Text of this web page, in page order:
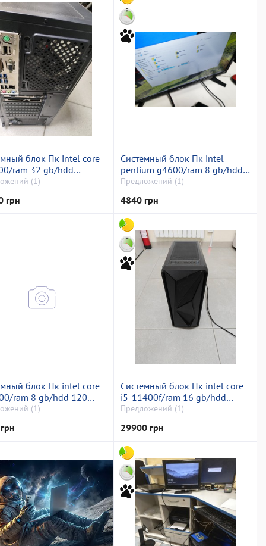
блок Пк intel core
ram 32 gb/hdd
ssd 256 gb/amd/ ati
(1)
грн
Системный блок Пк intel
pentium g4600/ram 8 gb/hdd
1000 gb/ssd 128 gb/nvidia gt
Предложений (1)
4840 грн
блок Пк intel core
ram 8 gb/hdd 120
відсутній/інтегрована
(1)
Системный блок Пк intel core
i5-11400f/ram 16 gb/hdd
відсутній/ssd 1000 gb/nvidia
128bit
Предложений (1)
29900 грн